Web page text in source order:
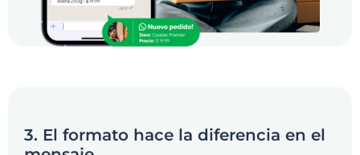
3. El formato hace la diferencia en el